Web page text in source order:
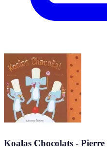
Koalas Chocolats -